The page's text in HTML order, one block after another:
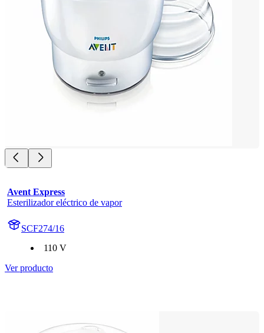
Avent Express
Esterilizador eléctrico de vapor
SCF274/16
110 V
Ver producto